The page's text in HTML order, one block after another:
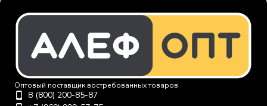
Оптовый поставщик востребованных товаров
8 (800) 200-85-87